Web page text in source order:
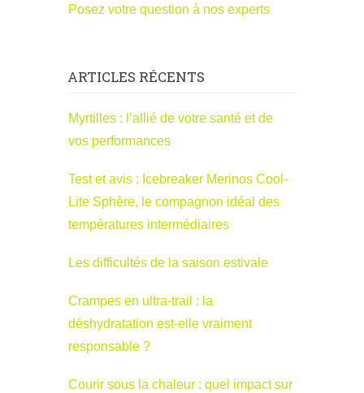
Posez votre question à nos experts
ARTICLES RÉCENTS
Myrtilles : l’allié de votre santé et de
vos performances
Test et avis : Icebreaker Merinos Cool-
Lite Sphère, le compagnon idéal des
températures intermédiaires
Les difficultés de la saison estivale
Crampes en ultra-trail : la
déshydratation est-elle vraiment
responsable ?
Courir sous la chaleur : quel impact sur